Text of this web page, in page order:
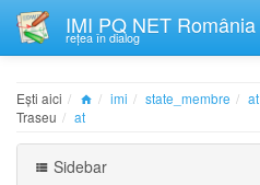
IMI PQ NET România
rețea în dialog
Ești aici imi state_membre
at
Traseu
at
Sidebar